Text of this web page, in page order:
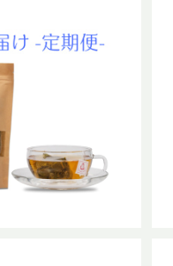
ブレンド 普
サイズ
¥1,067
14%OFF